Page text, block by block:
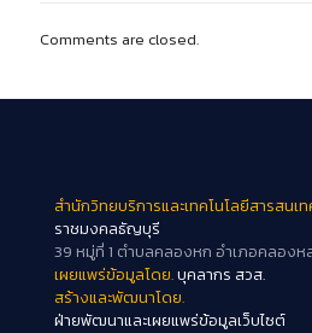
Comments are closed.
สำนักวิทยบริการและเทคโนโลยีสารสนเ
ราชมงคลธัญบุรี
39 หมู่ที่ 1 ตำบลคลองหก อำเภอคลองห
เผยแพร่ข้อมูลโดย.บุคลากร สวส.
สร้างและพัฒนาโดย.
ฝ่ายพัฒนาและเผยแพร่ข้อมูลเว็บไซต์